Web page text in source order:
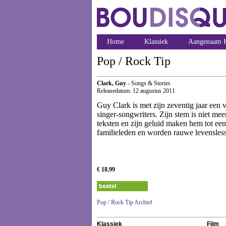
Home Klassiek Aangenaam
Pop / Rock Tip
Clark, Guy - Songs & Stories
Releasedatum: 12 augustus 2011
Guy Clark is met zijn zeventig jaar een
singer-songwriters. Zijn stem is niet
teksten en zijn geluid maken hem tot
familieleden en worden rauwe
€ 18.99
Pop / Rock Tip Archief
Klassiek Film